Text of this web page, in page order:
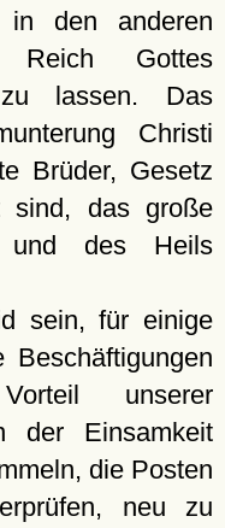
in den anderen
Gottes
lassen. Das
Christi
Brüder, Gesetz
sind, das große
und des Heils
sein, für einige
Beschäftigungen
unserer
der Einsamkeit
die Posten
neu zu